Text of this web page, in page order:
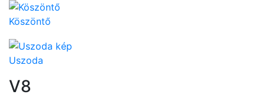
Köszöntő
Uszoda
V8